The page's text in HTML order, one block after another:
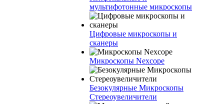
мультифотонные микроскопы
Цифровые микроскопы и
сканеры
Микроскопы Nexcope
Безокулярные Микроскопы
Стереоувеличители